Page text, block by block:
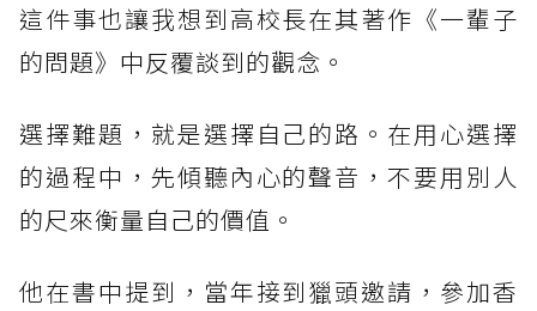
這件事也讓我想到高校長在其著作《一輩子
的問題》中反覆談到的觀念。
選擇難題，就是選擇自己的路。在用心選擇
的過程中，先傾聽內心的聲音，不要用別人
的尺來衡量自己的價值。
他在書中提到，當年接到獵頭邀請，參加香